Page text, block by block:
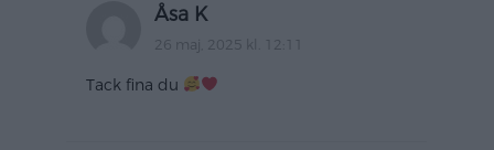
Åsa K
26 maj, 2025 kl. 12:11
Tack fina du